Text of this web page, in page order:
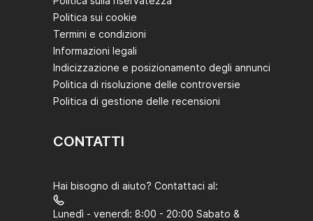
Politica sui cookie
Termini e condizioni
Informazioni legali
Indicizzazione e posizionamento degli annunci
Politica di risoluzione delle controversie
Politica di gestione delle recensioni
CONTATTI
Hai bisogno di aiuto? Contattaci al:
Lunedì - venerdì: 8:00 - 20:00 Sabato &